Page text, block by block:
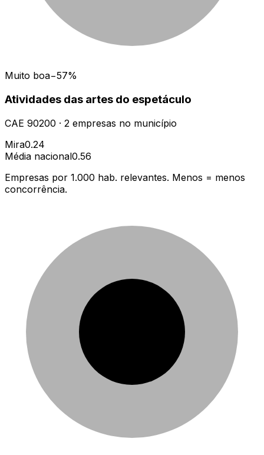
Muito boa−57%
Atividades das artes do espetáculo
CAE 90200 · 2 empresas no município
Mira0.24
Média nacional0.56
Empresas por 1.000 hab. relevantes. Menos = menos
concorrência.